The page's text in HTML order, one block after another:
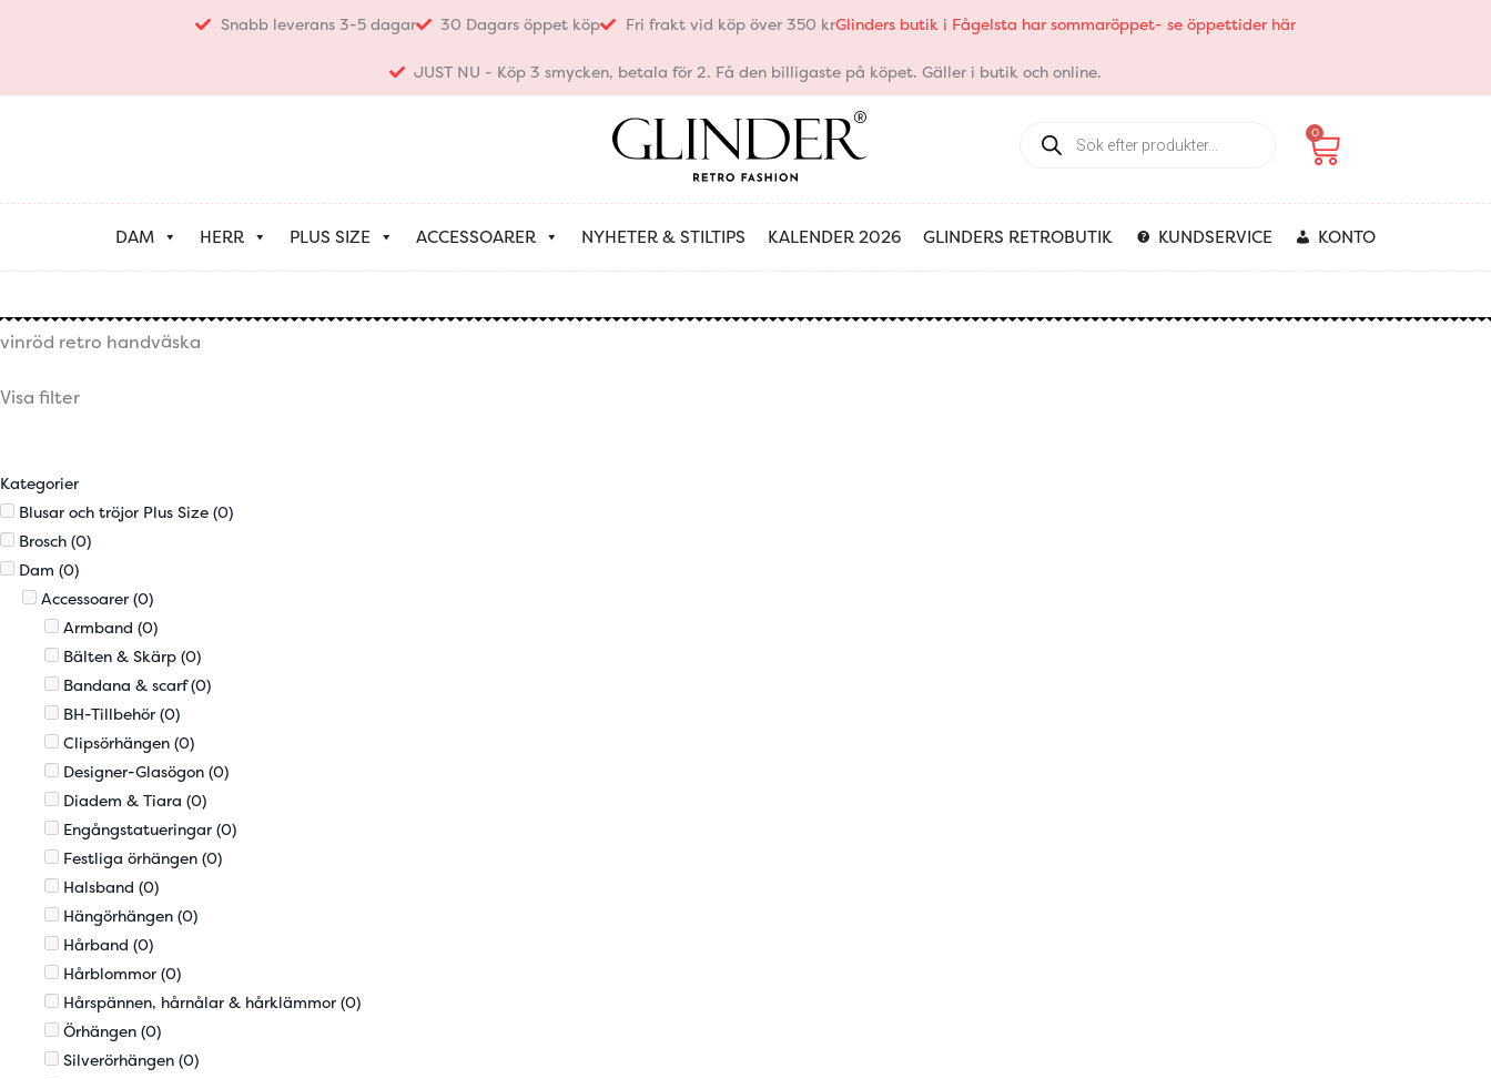
Snabb leverans 3-5 dagar 30 Dagars öppet köp Fri frakt vid köp över 350 krGlinders butik i Fågelsta har sommaröppet- se öppettider här
JUST NU - Köp 3 smycken, betala för 2. Få den billigaste på köpet. Gäller i butik och online.
search
0
Varukorg
DAM HERR PLUS SIZE ACCESSOARER NYHETER & STILTIPS KALENDER 2026 GLINDERS RETROBUTIK KUNDSERVICE KONTO
vinröd retro handväska
Visa filter
Kategorier
Blusar och tröjor Plus Size (0)
Brosch (0)
Dam (0)
Accessoarer (0)
Armband (0)
Bälten & Skärp (0)
Bandana & scarf (0)
BH-Tillbehör (0)
Clipsörhängen (0)
Designer-Glasögon (0)
Diadem & Tiara (0)
Engångstatueringar (0)
Festliga örhängen (0)
Halsband (0)
Hängörhängen (0)
Hårband (0)
Hårblommor (0)
Hårspännen, hårnålar & hårklämmor (0)
Örhängen (0)
Silverörhängen (0)